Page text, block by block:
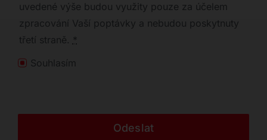
uvedené výše budou využity pouze za účelem
zpracování Vaší poptávky a nebudou poskytnuty
třetí straně. *
Souhlasím
Odeslat